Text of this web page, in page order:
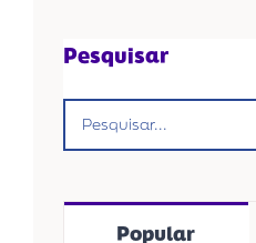
Pesquisar
resultados
Popular